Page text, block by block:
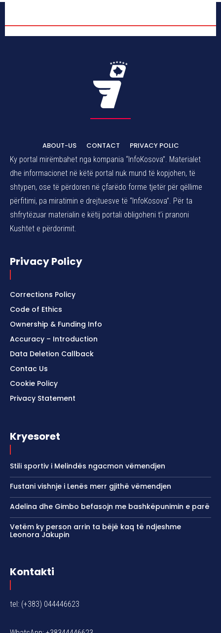
ABOUT-US CONTACT
PRIVACY POLIC
Ky portal mirëmbahet nga kompania “InfoKosova”. Materialet
dhe informacionet në këtë portal nuk mund të kopjohen, të
shtypen, ose të përdoren në çfarëdo forme tjetër për qëllime
përfitimi, pa miratimin e drejtuesve të “InfoKosova”. Për ta
shfrytëzuar materialin e këtij portali obligoheni t’i pranoni
Kushtet e përdorimit.
Privacy Policy
Corrections Policy
Code of Ethics
Ownership & Funding Info
Accuracy – Introduction
Data Deletion Callback
Contac Us
Cookie Policy
Privacy Statement
Kryesoret
Stili sportiv i Melindës ngacmon vëmendjen
Fustani vishnje i Lenës merr gjithë vëmendjen
Adelina dhe Gimbo befasojn me bashkëpunimin e parë
Vetëm ky person arrin ta bëjë kaq të ndjeshme
Leonora Jakupin
Kontakti
tel: (+383) 044446623